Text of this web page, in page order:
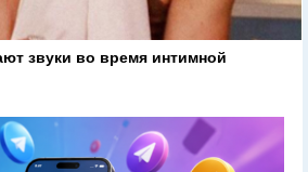
звуки во время интимной